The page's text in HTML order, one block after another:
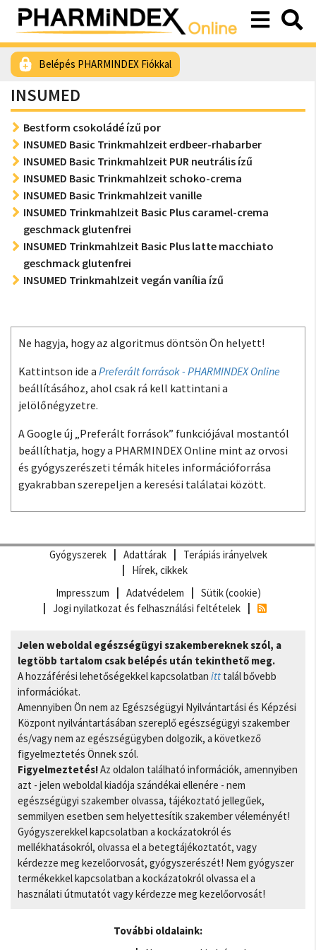
Belépés PHARMINDEX Fiókkal
INSUMED
Bestform csokoládé ízű por
INSUMED Basic Trinkmahlzeit erdbeer-rhabarber
INSUMED Basic Trinkmahlzeit PUR neutrális ízű
INSUMED Basic Trinkmahlzeit schoko-crema
INSUMED Basic Trinkmahlzeit vanille
INSUMED Trinkmahlzeit Basic Plus caramel-crema
geschmack glutenfrei
INSUMED Trinkmahlzeit Basic Plus latte macchiato
geschmack glutenfrei
INSUMED Trinkmahlzeit vegán vanília ízű
Ne hagyja, hogy az algoritmus döntsön Ön helyett!
Kattintson ide a Preferált források - PHARMINDEX Online
beállításához, ahol csak rá kell kattintani a
jelölőnégyzetre.
A Google új „Preferált források” funkciójával mostantól
beállíthatja, hogy a PHARMINDEX Online mint az orvosi
és gyógyszerészeti témák hiteles információforrása
gyakrabban szerepeljen a keresési találatai között.
Gyógyszerek Adattárak
Terápiás irányelvek
Hírek, cikkek
Impresszum
Adatvédelem
Sütik (cookie)
Jogi nyilatkozat és felhasználási feltételek
Jelen weboldal egészségügyi szakembereknek szól, a
legtöbb tartalom csak belépés után tekinthető meg.
A hozzáférési lehetőségekkel kapcsolatban itt talál bővebb
információkat.
Amennyiben Ön nem az Egészségügyi Nyilvántartási és Képzési
Központ nyilvántartásában szereplő egészségügyi szakember
és/vagy nem az egészségügyben dolgozik, a következő
figyelmeztetés Önnek szól.
Figyelmeztetés!Az oldalon található információk, amennyiben
azt - jelen weboldal kiadója szándékai ellenére - nem
egészségügyi szakember olvassa, tájékoztató jellegűek,
semmilyen esetben sem helyettesítik szakember véleményét!
Gyógyszerekkel kapcsolatban a kockázatokról és
mellékhatásokról, olvassa el a betegtájékoztatót, vagy
kérdezze meg kezelőorvosát, gyógyszerészét! Nem gyógyszer
termékekkel kapcsolatban a kockázatokról olvassa el a
használati útmutatót vagy kérdezze meg kezelőorvosát!
További oldalaink: